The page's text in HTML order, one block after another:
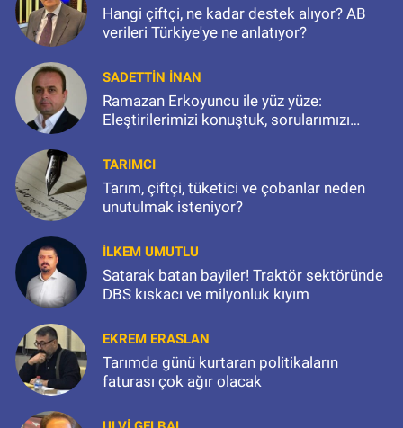
Hangi çiftçi, ne kadar destek alıyor? AB
verileri Türkiye'ye ne anlatıyor?
SADETTIN İNAN
Ramazan Erkoyuncu ile yüz yüze:
Eleştirilerimizi konuştuk, sorularımızı
TARIMCI
Tarım, çiftçi, tüketici ve çobanlar neden
unutulmak isteniyor?
İLKEM UMUTLU
Satarak batan bayiler! Traktör sektöründe
DBS kıskacı ve milyonluk kıyım
EKREM ERASLAN
Tarımda günü kurtaran politikaların
faturası çok ağır olacak